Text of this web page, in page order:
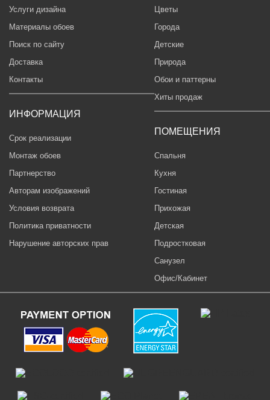
Услуги дизайна
Материалы обоев
Поиск по сайту
Доставка
Контакты
ИНФОРМАЦИЯ
Срок реализации
Монтаж обоев
Партнерство
Авторам изображений
Условия возврата
Политика приватности
Нарушение авторских прав
Цветы
Города
Детские
Природа
Обои и паттерны
Хиты продаж
ПОМЕЩЕНИЯ
Спальня
Кухня
Гостиная
Прихожая
Детская
Подростковая
Санузел
Офис/Кабинет